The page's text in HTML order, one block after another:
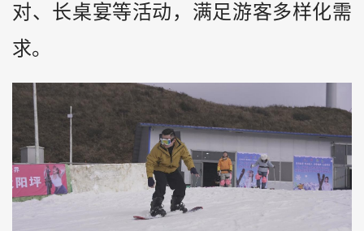
对、长桌宴等活动，满足游客多样化需
求。